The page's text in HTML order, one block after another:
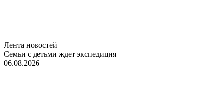
Лента новостей
Семьи с детьми ждет экспедиция
06.08.2026